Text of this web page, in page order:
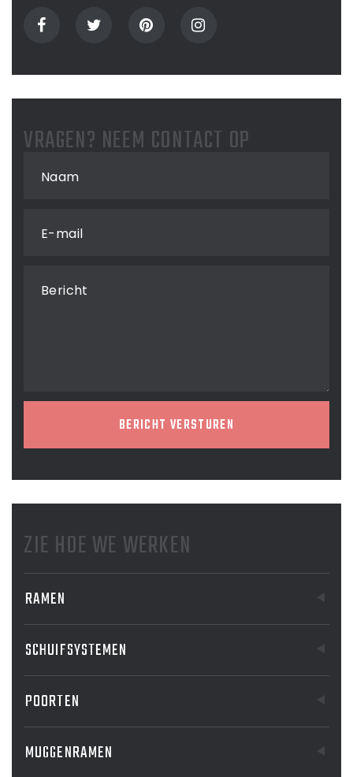
VRAGEN? NEEM CONTACT OP
Naam
E-mail
Bericht
BERICHT VERSTUREN
ZIE HOE WE WERKEN
RAMEN
SCHUIFSYSTEMEN
POORTEN
MUGGENRAMEN